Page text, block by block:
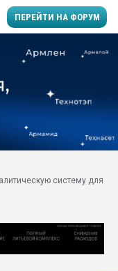
ПЕРЕЙТИ НА ФОРУМ
заводу пластмасс"
28.07.2026
первый план в
систему для